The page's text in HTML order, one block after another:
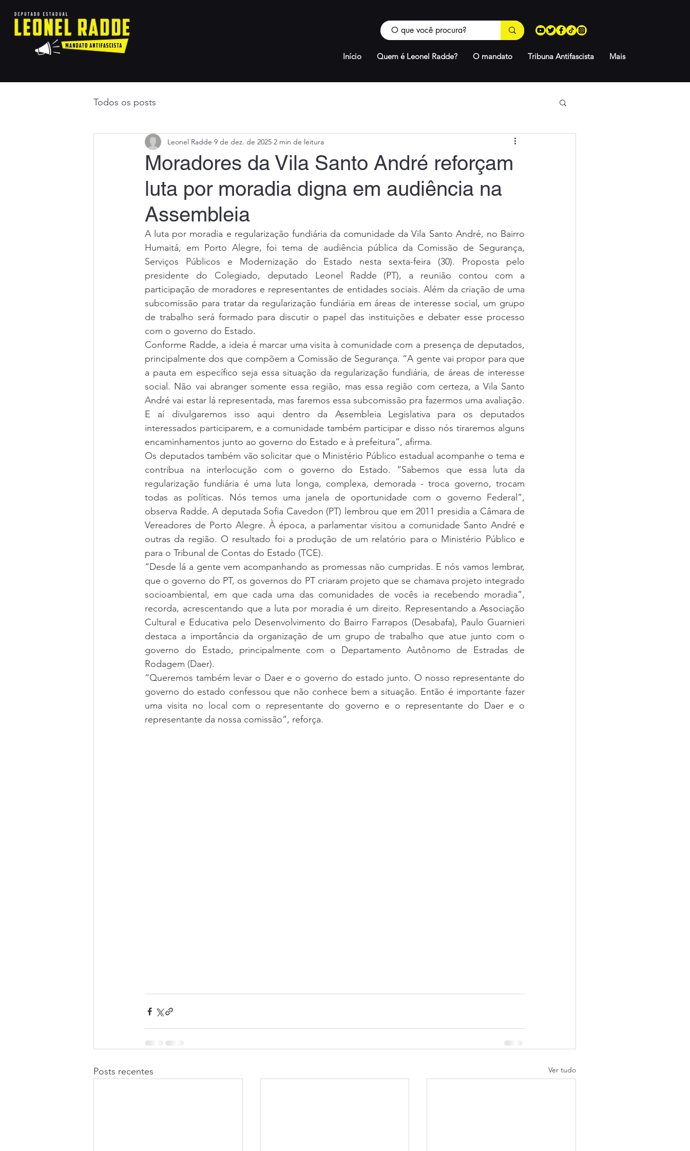
Início Quem é Leonel Radde? O mandato Tribuna Antifascista Mais
Todos os posts
Moradores da Vila Santo André reforçam
luta por moradia digna em audiência na
Assembleia
Leonel Radde 9 de dez. de 2025 2 min de leitura
A luta por moradia e regularização fundiária da comunidade da Vila Santo André, no Bairro
Humaitá, em Porto Alegre, foi tema de audiência pública da Comissão de Segurança,
Serviços Públicos e Modernização do Estado nesta sexta-feira (30). Proposta pelo
presidente do Colegiado, deputado Leonel Radde (PT), a reunião contou com a
participação de moradores e representantes de entidades sociais. Além da criação de uma
subcomissão para tratar da regularização fundiária em áreas de interesse social, um grupo
de trabalho será formado para discutir o papel das instituições e debater esse processo
com o governo do Estado.
Conforme Radde, a ideia é marcar uma visita à comunidade com a presença de deputados,
principalmente dos que compõem a Comissão de Segurança. “A gente vai propor para que
a pauta em específico seja essa situação da regularização fundiária, de áreas de interesse
social. Não vai abranger somente essa região, mas essa região com certeza, a Vila Santo
André vai estar lá representada, mas faremos essa subcomissão pra fazermos uma avaliação.
E aí divulgaremos isso aqui dentro da Assembleia Legislativa para os deputados
interessados participarem, e a comunidade também participar e disso nós tiraremos alguns
encaminhamentos junto ao governo do Estado e à prefeitura”, afirma.
Os deputados também vão solicitar que o Ministério Público estadual acompanhe o tema e
contribua na interlocução com o governo do Estado. “Sabemos que essa luta da
regularização fundiária é uma luta longa, complexa, demorada - troca governo, trocam
todas as políticas. Nós temos uma janela de oportunidade com o governo Federal”,
observa Radde. A deputada Sofia Cavedon (PT) lembrou que em 2011 presidia a Câmara de
Vereadores de Porto Alegre. À época, a parlamentar visitou a comunidade Santo André e
outras da região. O resultado foi a produção de um relatório para o Ministério Público e
para o Tribunal de Contas do Estado (TCE).
“Desde lá a gente vem acompanhando as promessas não cumpridas. E nós vamos lembrar,
que o governo do PT, os governos do PT criaram projeto que se chamava projeto integrado
socioambiental, em que cada uma das comunidades de vocês ia recebendo moradia”,
recorda, acrescentando que a luta por moradia é um direito. Representando a Associação
Cultural e Educativa pelo Desenvolvimento do Bairro Farrapos (Desabafa), Paulo Guarnieri
destaca a importância da organização de um grupo de trabalho que atue junto com o
governo do Estado, principalmente com o Departamento Autônomo de Estradas de
Rodagem (Daer).
“Queremos também levar o Daer e o governo do estado junto. O nosso representante do
governo do estado confessou que não conhece bem a situação. Então é importante fazer
uma visita no local com o representante do governo e o representante do Daer e o
representante da nossa comissão”, reforça.
Posts recentes Ver tudo